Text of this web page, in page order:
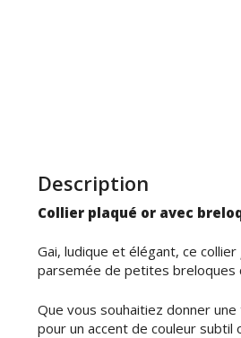
Description
Collier plaqué or avec
Gai, ludique et élégant, ce collier
parsemée de petites breloques
Que vous souhaitiez donner
pour un accent de couleur